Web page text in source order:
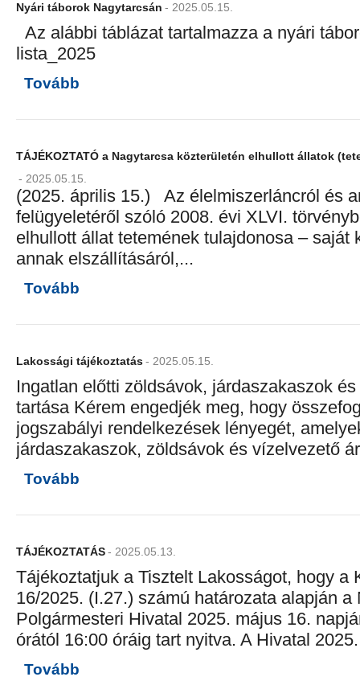
Nyári táborok Nagytarcsán - 2025.05.15.
Az alábbi táblázat tartalmazza a nyári
lista_2025
Tovább
TÁJÉKOZTATÓ a Nagytarcsa közterületén elhullott állatok
- 2025.05.15.
(2025. április 15.) Az élelmiszerláncról és
felügyeletéről szóló 2008. évi XLVI.
elhullott állat tetemének tulajdonosa – saját
annak elszállításáról,...
Tovább
Lakossági tájékoztatás- 2025.05.15.
Ingatlan előtti zöldsávok, járdaszakaszok
tartása Kérem engedjék meg, hogy
jogszabályi rendelkezések lényegét,
járdaszakaszok, zöldsávok és vízelvezető
Tovább
TÁJÉKOZTATÁS- 2025.05.13.
Tájékoztatjuk a Tisztelt Lakosságot, hogy a
16/2025. (I.27.) számú határozata alapján a
Polgármesteri Hivatal 2025. május 16.
órától 16:00 óráig tart nyitva. A Hivatal
Tovább